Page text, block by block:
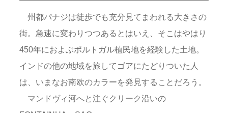
州都パナジは徒歩でも充分見てまわれる大きさの
街。急速に変わりつつあるとはいえ、そこはやはり
450年におよぶポルトガル植民地を経験した土地。
インドの他の地域を旅してゴアにたどりついた人
は、いまなお南欧のカラーを発見することだろう。
マンドヴィ河へと注ぐクリーク沿いの